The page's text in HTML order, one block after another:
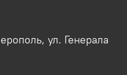
ул. Генерала